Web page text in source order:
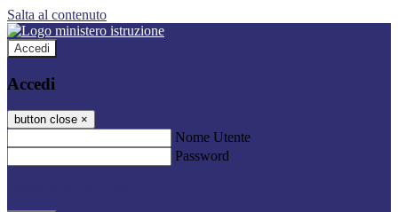
Salta al contenuto
Accedi
Accedi
button close ×
Nome Utente
Password